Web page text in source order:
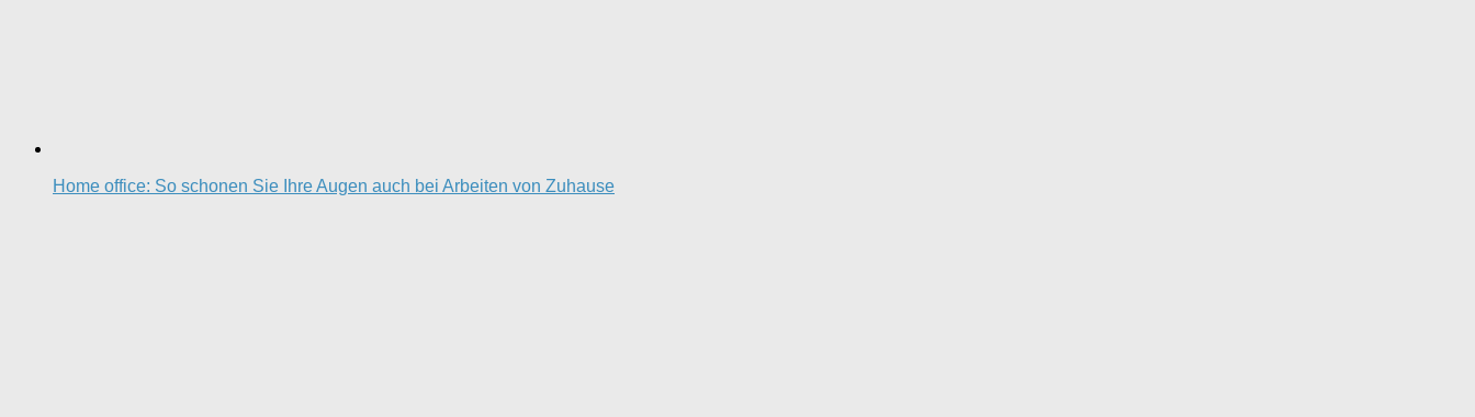
Home office: So schonen Sie Ihre Augen auch bei Arbeiten von Zuhause